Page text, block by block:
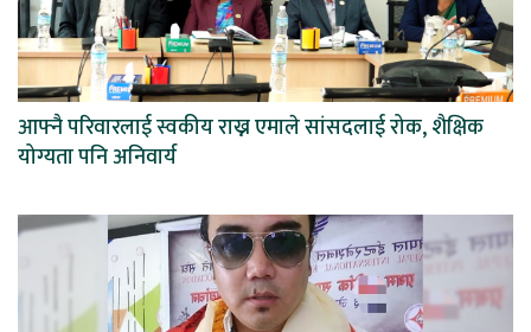
आफ्नै परिवारलाई स्वकीय राख्न एमाले सांसदलाई रोक, शैक्षिक
योग्यता पनि अनिवार्य